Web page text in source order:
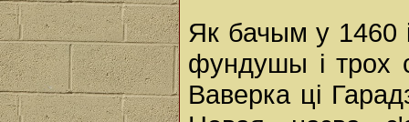
Як бачым у 1460
фундушы і трох
Ваверка ці